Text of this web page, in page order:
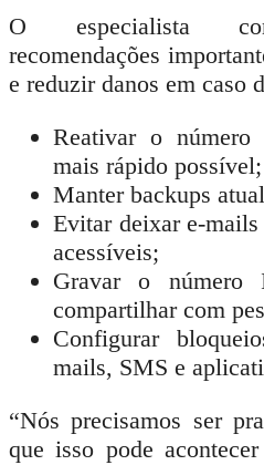
O especialista
recomendações
e reduzir danos em caso
Reativar o
mais rápido possível;
Manter backups
Evitar deixar e-
acessíveis;
Gravar o número
compartilhar com
Configurar
mails, SMS e
“Nós precisamos ser
que isso pode